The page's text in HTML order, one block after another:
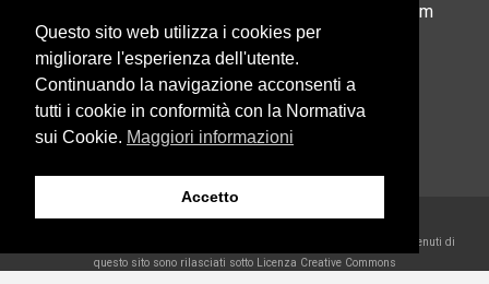
info@usprimiero.com
Vantaggi da Pubblica Amministrazione
Eccetto dove diversamente specificato, i contenuti di
questo sito sono rilasciati sotto Licenza Creative Commons
Questo sito web utilizza i cookies per
migliorare l'esperienza dell'utente.
Continuando la navigazione acconsenti a
tutti i cookie in conformità con la Normativa
sui Cookie. Maggiori informazioni
Accetto